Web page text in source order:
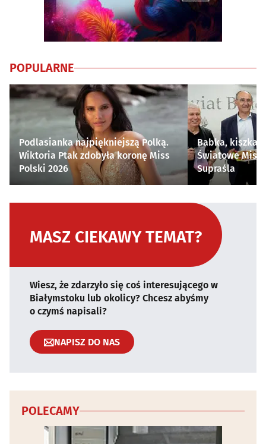
POPULARNE
Podlasianka najpiękniejszą Polką.
Wiktoria Ptak zdobyła koronę Miss
Polski 2026
Babka, kiszka i
Światowe
Supraśla
MASZ CIEKAWY TEMAT?
Wiesz, że zdarzyło się coś interesującego w
Białymstoku lub okolicy? Chcesz abyśmy
o czymś napisali?
NAPISZ DO NAS
POLECAMY